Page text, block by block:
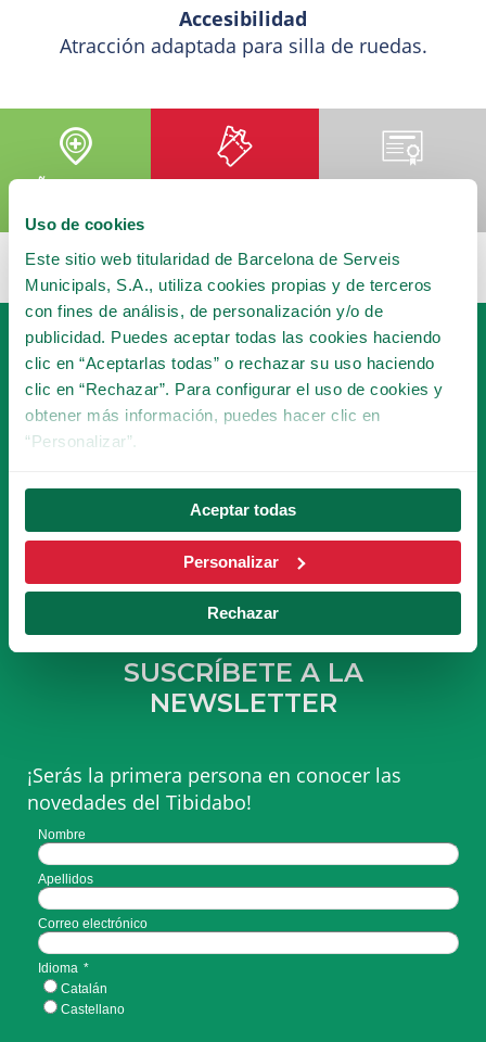
Uso de cookies
Este sitio web titularidad de Barcelona de Serveis
Municipals, S.A., utiliza cookies propias y de terceros
con fines de análisis, de personalización y/o de
publicidad. Puedes aceptar todas las cookies haciendo
clic en “Aceptarlas todas” o rechazar su uso haciendo
clic en “Rechazar”. Para configurar el uso de cookies y
obtener más información, puedes hacer clic en
“Personalizar”.
Aceptar todas
Personalizar
Rechazar
Accesibilidad
Atracción adaptada para silla de ruedas.
AÑADIR A MI
COMPRA TU
HACERME SOCIO
DEL TIBICLUB!
HACERME SOCIO
SUSCRÍBETE A LA
NEWSLETTER
¡Serás la primera persona en conocer las
novedades del Tibidabo!